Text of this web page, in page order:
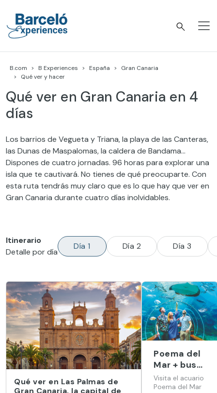
content
B.com B Experiences España
Gran Canaria
Qué ver y hacer
Qué ver en Gran Canaria en 4
días
Los barrios de Vegueta y Triana, la playa de las Canteras,
las Dunas de Maspalomas, la caldera de Bandama…
Dispones de cuatro jornadas. 96 horas para explorar una
isla que te cautivará. No tienes de qué preocuparte. Con
esta ruta tendrás muy claro que es lo que hay que ver en
Gran Canaria durante cuatro días inolvidables.
Itinerario
Detalle por día
Día 1 Día 2 Día 3
Qué ver en Las Palmas de
Gran Canaria, la capital de
Poema del
Mar + bus
(desde el
hotel
Visita el acuario
Poema del Mar